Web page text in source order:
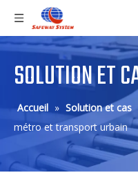
SOLUTION ET
Accueil » Solution et cas
métro et transport urbain